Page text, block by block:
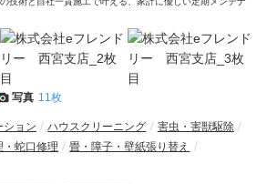
写真 11枚
ション ハウスクリーニング
害虫・害獣駆除
・蛇口修理
畳・障子・壁紙張り替え